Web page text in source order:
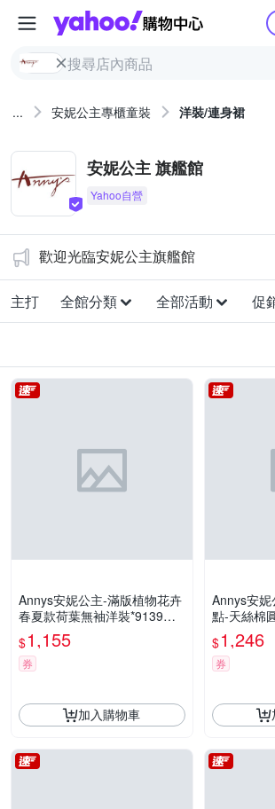
Yahoo購
... 安妮公主專櫃童裝 洋裝/連身裙
安妮公主 旗艦館
歡迎光臨安妮公主旗艦館
主打 全館分類 全部活動 促
Annys安妮公主-滿版植物花卉
春夏款荷葉無袖洋裝*9139藍
$1,155
券
加入購物車
Annys安
點-天絲棉
裝*8118白
$1,246
券